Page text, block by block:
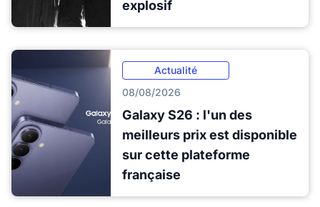
explosif
Actualité
08/08/2026
Galaxy S26 : l'un des
meilleurs prix est disponible
sur cette plateforme
française